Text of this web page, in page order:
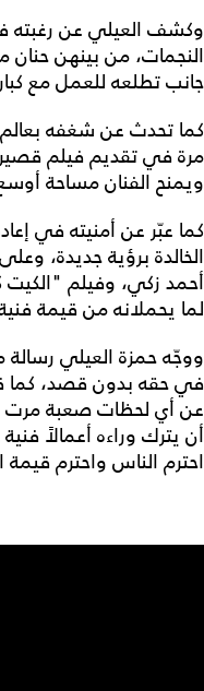
وكشف العيلي عن رغبته
النجمات، من بينهن
جانب تطلعه للعمل مع
كما تحدث عن شغفه بعالم
مرة في تقديم فيلم
ويمنح الفنان مساحة أوسع
كما عبّر عن أمنيته في
الخالدة برؤية جديدة،
أحمد زكي، وفيلم "الكيت
لما يحملانه من قيمة
ووجّه حمزة العيلي
في حقه بدون قصد، كما
عن أي لحظات صعبة مرت
أن يترك وراءه أعمالاً
احترم الناس واحترم قيمة